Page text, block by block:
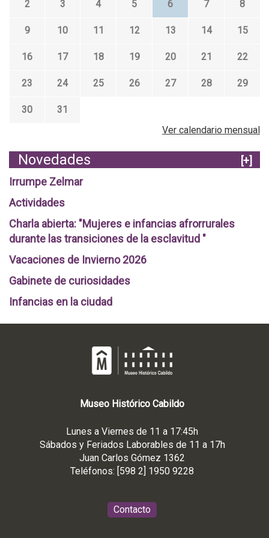
2 3 4 5 6 7 8
9 10 11 12 13 14 15
16 17 18 19 20 21 22
23 24 25 26 27 28 29
30
31
Ver calendario mensual
Novedades
[+]
Irrumpe Zelmar
Actividades
Charla abierta: "Mujeres e infancias afrorrurales
durante las transiciones de la esclavitud "
Vacaciones de Invierno 2026
Gabinete de curiosidades
Infancias en la ciudad
Museo Histórico Cabildo
Lunes a Viernes de 11 a 17:45h
Sábados y Feriados Laborables de 11 a 17h
Juan Carlos Gómez 1362
Teléfonos: [598 2] 1950 9228
Contacto